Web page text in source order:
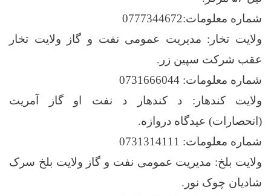
شماره معلومات:0777344672
ولایت تخار: مدیریت عمومی نفت و گاز ولایت تخار
عقب شرکت سپین زر.
شماره معلومات: 0731666044
ولایت کندهار: د کندهار د نفت او گاز آمريت
(انحصارات) عيدگاه دروازه.
شماره معلومات: 0731314111
ولایت بلخ: مدیریت عمومی نفت و گاز ولایت بلخ سرک
شادیان چوک نور.